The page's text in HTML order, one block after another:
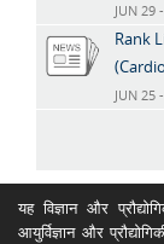
JUN 29
Rank
JUN 25
यह विज्ञान और
आयुर्विज्ञान और